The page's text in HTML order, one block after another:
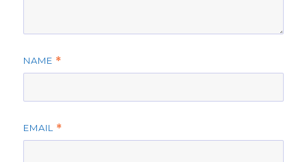
NAME *
EMAIL *